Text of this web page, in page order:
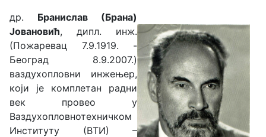
др. Бранислав (Брана)
Јовановић, дипл. инж.
(Пожаревац 7.9.1919. -
Београд 8.9.2007.)
ваздухопловни инжењер,
који је комплетан радни
век провео у
Ваздухопловнотехничком
Институту (ВТИ) –